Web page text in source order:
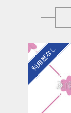
利用歴なし